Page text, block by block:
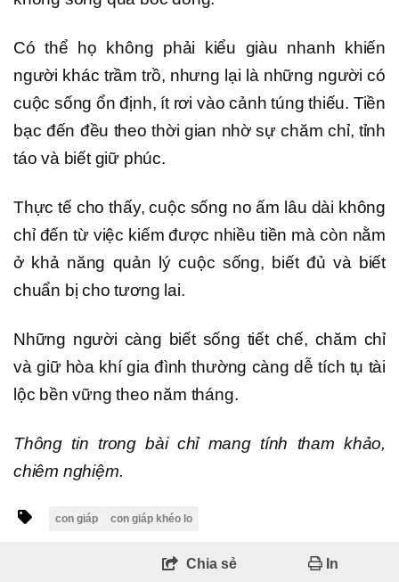
Có thể họ không phải kiểu giàu nhanh khiến
người khác trầm trồ, nhưng lại là những người có
cuộc sống ổn định, ít rơi vào cảnh túng thiếu. Tiền
bạc đến đều theo thời gian nhờ sự chăm chỉ, tỉnh
táo và biết giữ phúc.
Thực tế cho thấy, cuộc sống no ấm lâu dài không
chỉ đến từ việc kiếm được nhiều tiền mà còn nằm
ở khả năng quản lý cuộc sống, biết đủ và biết
chuẩn bị cho tương lai.
Những người càng biết sống tiết chế, chăm chỉ
và giữ hòa khí gia đình thường càng dễ tích tụ tài
lộc bền vững theo năm tháng.
Thông tin trong bài chỉ mang tính tham khảo,
chiêm nghiệm.
con giáp con giáp khéo lo
Chia sẻ In